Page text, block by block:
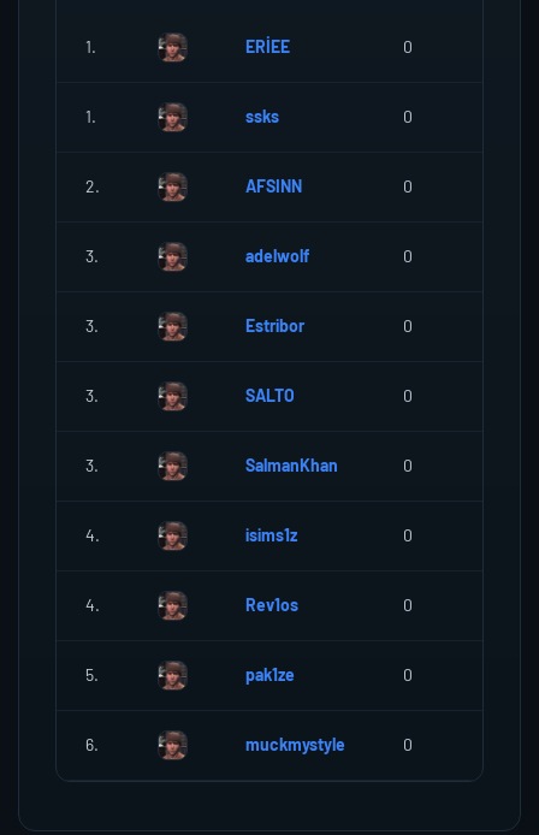
1. ERİEE 0
1. ssks 0
2. AFSINN 0
3. adelwolf 0
3. Estribor 0
3. SALTO 0
3. SalmanKhan 0
4. isims1z 0
4. Rev1os 0
5. pak1ze 0
6. muckmystyle 0